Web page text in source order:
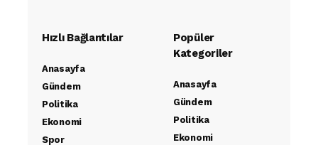
Hızlı Bağlantılar
Anasayfa
Gündem
Politika
Ekonomi
Spor
Popüler
Kategoriler
Anasayfa
Gündem
Politika
Ekonomi